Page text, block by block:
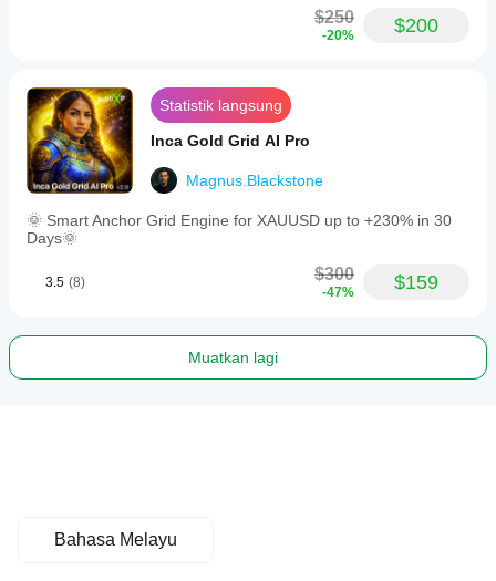
$250
-20% $200
Statistik langsung
Inca Gold Grid AI Pro
Magnus.Blackstone
🌞 Smart Anchor Grid Engine for XAUUSD up to +230% in 30
Days🌞
3.5 (8) $300
-47% $159
Muatkan lagi
Bahasa Melayu